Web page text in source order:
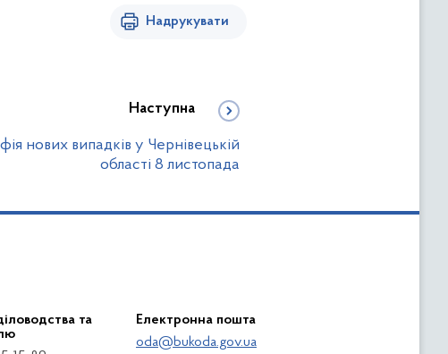
Надрукувати
Наступна
нових випадків у Чернівецькій
області 8 листопада
та
Електронна пошта
oda@bukoda.gov.ua